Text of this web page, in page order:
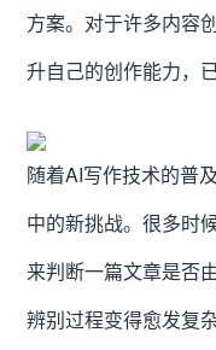
方案。对于许多内容
升自己的创作能力，
随着AI写作技术的普
中的新挑战。很多时
来判断一篇文章是否
辨别过程变得愈发复